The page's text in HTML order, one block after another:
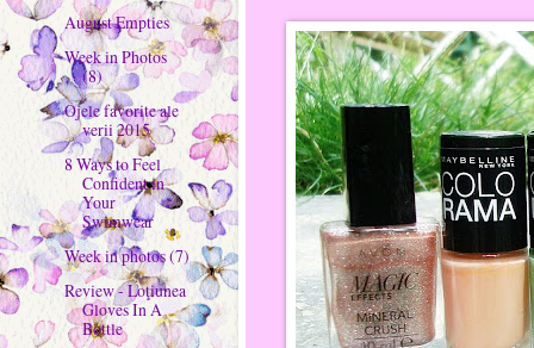
August Empties
Week in Photos
(8)
Ojele favorite ale
verii 2015
8 Ways to Feel
Confident in
Your
Swimwear
Week in photos (7)
Review - Loţiunea
Gloves In A
Bottle